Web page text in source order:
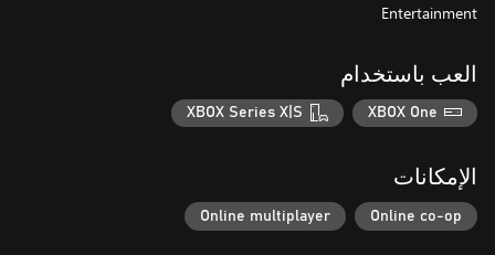
- لقب شرفي: قائد الفريق 7 السابق
Entertainment
العب باستخدام
XBOX One
XBOX Series X|S
الإمكانات
Online co-op
Online multiplayer